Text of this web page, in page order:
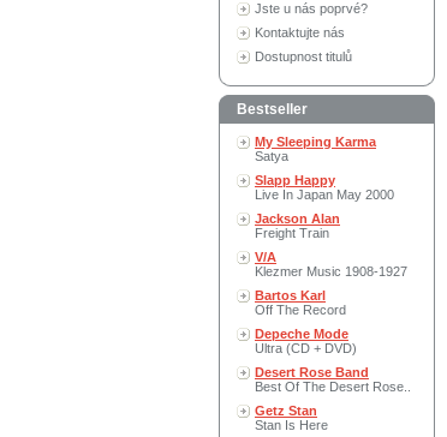
Jste u nás poprvé?
Kontaktujte nás
Dostupnost titulů
Bestseller
My Sleeping Karma
Satya
Slapp Happy
Live In Japan May 2000
Jackson Alan
Freight Train
V/A
Klezmer Music 1908-1927
Bartos Karl
Off The Record
Depeche Mode
Ultra (CD + DVD)
Desert Rose Band
Best Of The Desert Rose..
Getz Stan
Stan Is Here